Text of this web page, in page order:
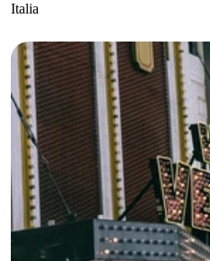
Italia